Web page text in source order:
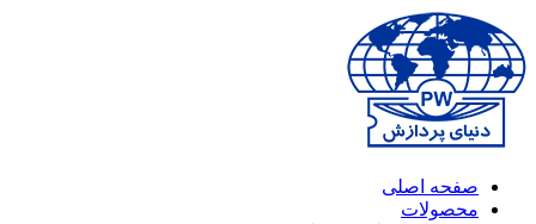
صفحه اصلی
محصولات